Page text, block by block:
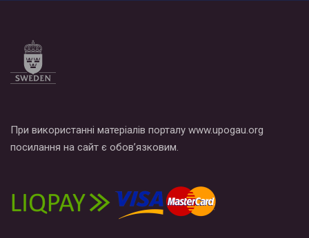
При використанні матеріалів порталу www.upogau.org
посилання на сайт є обов’язковим.